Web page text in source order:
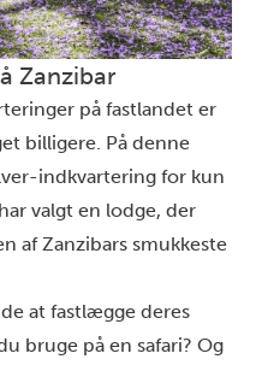
Zanzibar
på fastlandet er
billigere. På denne
indkvartering for kun
valgt en lodge, der
af Zanzibars smukkeste
at fastlægge deres
bruge på en safari? Og